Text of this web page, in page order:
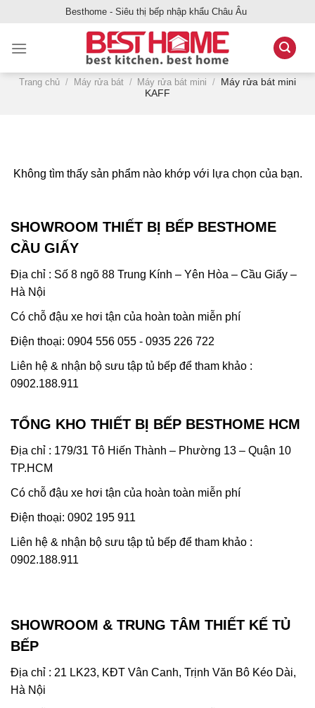
nội
Besthome - Siêu thị bếp nhập khẩu Châu Âu
Trang chủ / Máy rửa bát / Máy rửa bát mini / Máy rửa bát mini
KAFF
Không tìm thấy sản phẩm nào khớp với lựa chọn của bạn.
SHOWROOM THIẾT BỊ BẾP BESTHOME
CẦU GIẤY
Địa chỉ : Số 8 ngõ 88 Trung Kính – Yên Hòa – Cầu Giấy –
Hà Nội
Có chỗ đậu xe hơi tận của hoàn toàn miễn phí
Điện thoại: 0904 556 055 - 0935 226 722
Liên hệ & nhận bộ sưu tập tủ bếp để tham khảo :
0902.188.911
TỔNG KHO THIẾT BỊ BẾP BESTHOME HCM
Địa chỉ : 179/31 Tô Hiến Thành – Phường 13 – Quận 10
TP.HCM
Có chỗ đậu xe hơi tận của hoàn toàn miễn phí
Điện thoại: 0902 195 911
Liên hệ & nhận bộ sưu tập tủ bếp để tham khảo :
0902.188.911
SHOWROOM & TRUNG TÂM THIẾT KẾ TỦ
BẾP
Địa chỉ : 21 LK23, KĐT Vân Canh, Trịnh Văn Bô Kéo Dài,
Hà Nội